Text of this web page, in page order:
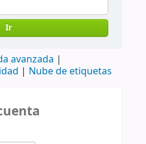
Ir
avanzada
Nube de etiquetas